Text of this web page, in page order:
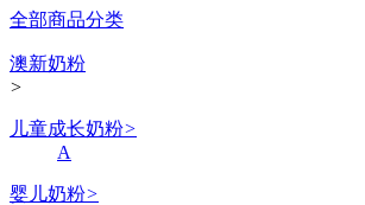
全部商品分类
澳新奶粉
>
儿童成长奶粉>
A
婴儿奶粉>